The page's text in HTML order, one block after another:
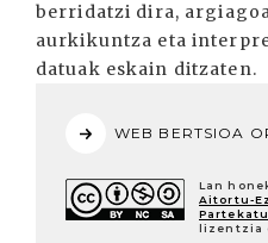
berridatzi dira,
aurkikuntza eta
datuak eskain ditzaten.
WEB BERTSIOA
Lan
Aitortu-
lizentzia